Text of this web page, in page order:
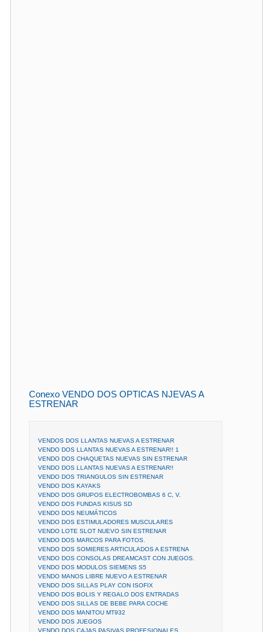
Conexo VENDO DOS OPTICAS NJEVAS A
ESTRENAR
VENDOS DOS LLANTAS NUEVAS A ESTRENAR
VENDO DOS LLANTAS NUEVAS A ESTRENAR!! 1
VENDO DOS CHAQUETAS NUEVAS SIN ESTRENAR
VENDO DOS LLANTAS NUEVAS A ESTRENAR!!
VENDO DOS TRIANGULOS SIN ESTRENAR
VENDO DOS KAYAKS
VENDO DOS GRUPOS ELECTROBOMBAS 6 C, V.
VENDO DOS FUNDAS KISUS SD
VENDO DOS NEUMÁTICOS
VENDO DOS ESTIMULADORES MUSCULARES
VENDO LOTE SLOT NUEVO SIN ESTRENAR
VENDO DOS MARCOS PARA FOTOS.
VENDO DOS SOMIERES ARTICULADOS A ESTRENA
VENDO DOS CONSOLAS DREAMCAST CON JUEGOS.
VENDO DOS MODULOS SIEMENS S5
VENDO MANOS LIBRE NUEVO A ESTRENAR
VENDO DOS SILLAS PLAY CON ISOFIX
VENDO DOS BOLIS Y REGALO DOS ENTRADAS
VENDO DOS SILLAS DE BEBE PARA COCHE
VENDO DOS MANITOU MT932
VENDO DOS JUEGOS